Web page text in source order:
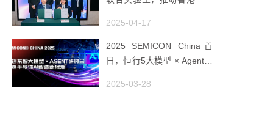
2025-04-17
2025 SEMICON China首
日，恒行5大模型 × Agent研
潮
2025-03-28